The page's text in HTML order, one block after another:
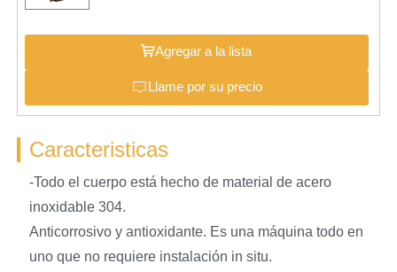
Agregar a la lista
Llame por su precio
Caracteristicas
-Todo el cuerpo está hecho de material de acero
inoxidable 304.
Anticorrosivo y antioxidante. Es una máquina todo en
uno que no requiere instalación in situ.